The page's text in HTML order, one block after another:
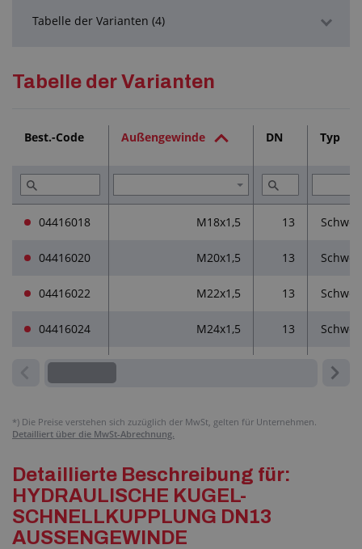
Tabelle der Varianten (4)
Tabelle der Varianten
Best.-Code Außengewinde DN Typ
04416018 M18x1,5 13
04416020 M20x1,5 13
04416022 M22x1,5 13
04416024 M24x1,5 13
*) Die Preise verstehen sich zuzüglich der MwSt, gelten für Unternehmen.
Detailliert über die MwSt-Abrechnung.
Detaillierte Beschreibung für:
HYDRAULISCHE KUGEL-
SCHNELLKUPPLUNG DN13
AUSSENGEWINDE